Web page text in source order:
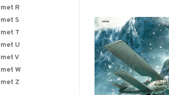
R
S
T
U
V
W
Z